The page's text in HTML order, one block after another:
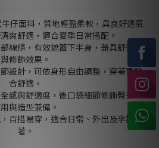
仔面料，質地輕盈柔軟，具良好透氣
爽舒適，適合夏季日常搭配。
線條，有效遮蓋下半身，兼具舒適度
與修飾效果。
設計，可依身形自由調整，穿著更貼
合舒適。
感與舒適度，後口袋細節修飾臀型，
與造型兼備。
百搭易穿，適合日常、外出及孕期穿
著。